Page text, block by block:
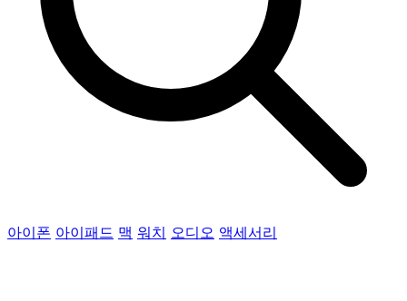
아이폰 아이패드 맥 워치 오디오 액세서리